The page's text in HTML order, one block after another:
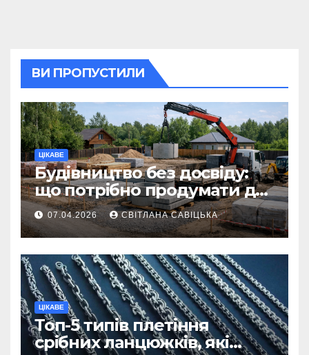
ВИ ПРОПУСТИЛИ
ЦІКАВЕ
Будівництво без досвіду:
що потрібно продумати до
першої доставки на
ділянку
07.04.2026 СВІТЛАНА САВІЦЬКА
ЦІКАВЕ
Топ-5 типів плетіння
срібних ланцюжків, які